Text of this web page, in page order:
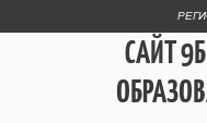
САЙТ